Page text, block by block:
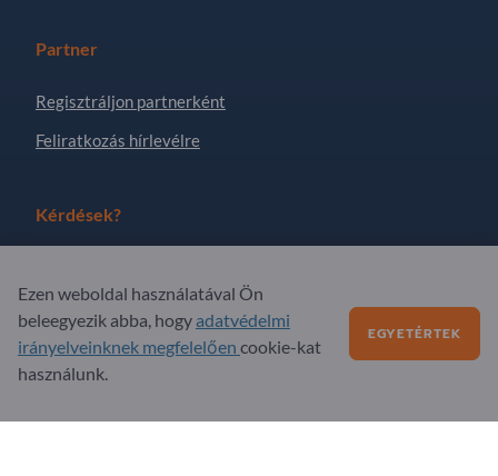
Partner
Regisztráljon partnerként
Feliratkozás hírlevélre
Kérdések?
Szolgáltatási kínálatunk
Rólunk
Üzenet az Exportpages-nek
Ezen weboldal használatával Ön
beleegyezik abba, hogy adatvédelmi
irányelveinknek megfelelően cookie-kat
használunk.
EGYETÉRTEK